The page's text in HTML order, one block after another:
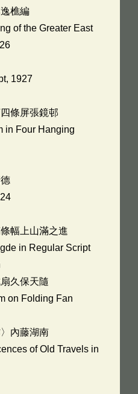
樵編
of the Greater East
1927
條屏張鏡邨
in Four Hanging
幅上山滿之進
in Regular Script
久保天隨
on Folding Fan
內藤湖南
of Old Travels in